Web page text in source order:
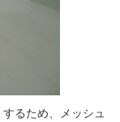
るため、メッシュ